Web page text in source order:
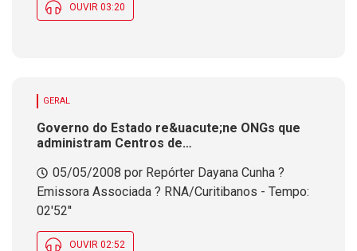
OUVIR 03:20
GERAL
Governo do Estado re&uacute;ne ONGs que
administram Centros de
Reabilita&ccedil;&atilde;o para Menores
Infratores
05/05/2008 por Repórter Dayana Cunha ?
Emissora Associada ? RNA/Curitibanos - Tempo:
02'52''
OUVIR 02:52